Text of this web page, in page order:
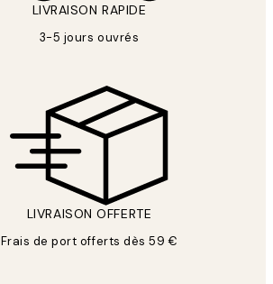
LIVRAISON RAPIDE
3-5 jours ouvrés
LIVRAISON OFFERTE
Frais de port offerts dès 59 €